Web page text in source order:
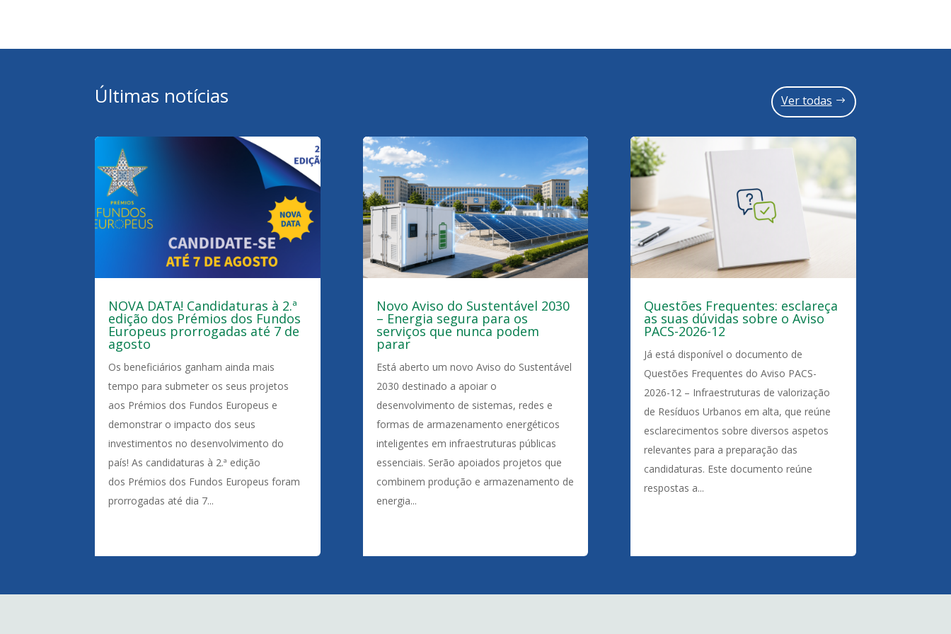
Últimas notícias Ver todas
NOVA DATA! Candidaturas à 2.ª
edição dos Prémios dos Fundos
Europeus prorrogadas até 7 de
agosto
Os beneficiários ganham ainda mais
tempo para submeter os seus projetos
aos Prémios dos Fundos Europeus e
demonstrar o impacto dos seus
investimentos no desenvolvimento do
país! As candidaturas à 2.ª edição
dos Prémios dos Fundos Europeus foram
prorrogadas até dia 7...
Novo Aviso do Sustentável 2030
– Energia segura para os
serviços que nunca podem
parar
Está aberto um novo Aviso do Sustentável
2030 destinado a apoiar o
desenvolvimento de sistemas, redes e
formas de armazenamento energéticos
inteligentes em infraestruturas públicas
essenciais. Serão apoiados projetos que
combinem produção e armazenamento de
energia...
Questões Frequentes: esclareça
as suas dúvidas sobre o Aviso
PACS-2026-12
Já está disponível o documento de
Questões Frequentes do Aviso PACS-
2026-12 – Infraestruturas de valorização
de Resíduos Urbanos em alta, que reúne
esclarecimentos sobre diversos aspetos
relevantes para a preparação das
candidaturas. Este documento reúne
respostas a...